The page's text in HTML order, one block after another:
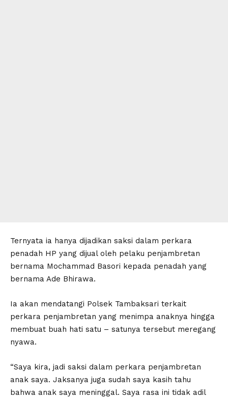
Ternyata ia hanya dijadikan saksi dalam perkara
penadah HP yang dijual oleh pelaku penjambretan
bernama Mochammad Basori kepada penadah yang
bernama Ade Bhirawa.
Ia akan mendatangi Polsek Tambaksari terkait
perkara penjambretan yang menimpa anaknya hingga
membuat buah hati satu – satunya tersebut meregang
nyawa.
“Saya kira, jadi saksi dalam perkara penjambretan
anak saya. Jaksanya juga sudah saya kasih tahu
bahwa anak saya meninggal. Saya rasa ini tidak adil